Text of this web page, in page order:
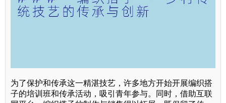
为了保护和传承这一精湛技艺，许多地方开始开展编织搭
子的培训班和传承活动，吸引青年参与。同时，借助互联